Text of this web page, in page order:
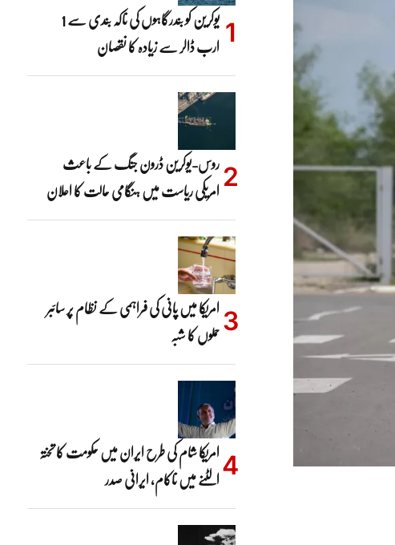
یوکرین کو بندرگاہوں کی ناکہ بندی سے 1
ارب ڈالر سے زیادہ کا نقصان
روس-یوکرین ڈرون جنگ کے باعث
امریکی ریاست میں ہنگامی حالت کا اعلان
امریکا میں پانی کی فراہمی کے نظام پر سائبر
حملوں کا شبہ
امریکا شام کی طرح ایران میں حکومت کا تختہ
الٹنے میں ناکام، ایرانی صدر